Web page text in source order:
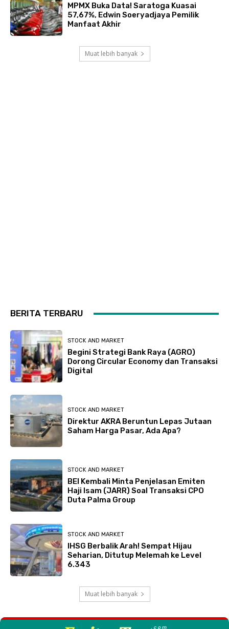
MPMX Buka Data! Saratoga Kuasai
57,67%, Edwin Soeryadjaya Pemilik
Manfaat Akhir
Muat lebih banyak
BERITA TERBARU
STOCK AND MARKET
Begini Strategi Bank Raya (AGRO)
Dorong Circular Economy dan Transaksi
Digital
STOCK AND MARKET
Direktur AKRA Beruntun Lepas Jutaan
Saham Harga Pasar, Ada Apa?
STOCK AND MARKET
BEI Kembali Minta Penjelasan Emiten
Haji Isam (JARR) Soal Transaksi CPO
Duta Palma Group
STOCK AND MARKET
IHSG Berbalik Arah! Sempat Hijau
Seharian, Ditutup Melemah ke Level
6.343
Muat lebih banyak
.com